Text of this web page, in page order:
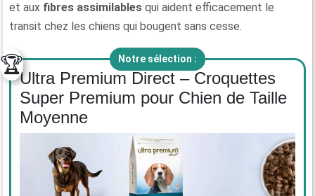
et aux fibres assimilables qui aident efficacement le
transit chez les chiens qui bougent sans cesse.
Notre sélection :
🏆
Ultra Premium Direct – Croquettes
Super Premium pour Chien de Taille
Moyenne